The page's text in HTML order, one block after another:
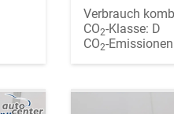
Verbrauch
CO2-Klasse: D
CO2-